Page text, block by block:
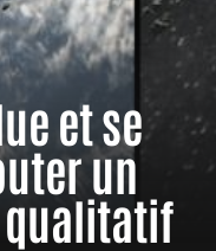
et se
un
qualitatif